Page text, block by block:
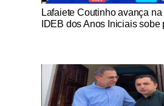
Notícias Católicas
Lafaiete Coutinho avança
IDEB dos Anos Iniciais sobe